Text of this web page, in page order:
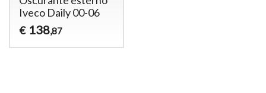
Iveco Daily 00-06
€ 138,87